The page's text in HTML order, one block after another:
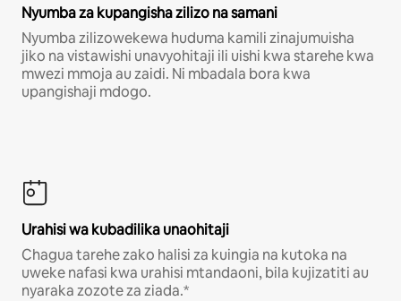
Nyumba za kupangisha zilizo na samani
Nyumba zilizowekewa huduma kamili zinajumuisha
jiko na vistawishi unavyohitaji ili uishi kwa starehe kwa
mwezi mmoja au zaidi. Ni mbadala bora kwa
upangishaji mdogo.
Urahisi wa kubadilika unaohitaji
Chagua tarehe zako halisi za kuingia na kutoka na
uweke nafasi kwa urahisi mtandaoni, bila kujizatiti au
nyaraka zozote za ziada.*